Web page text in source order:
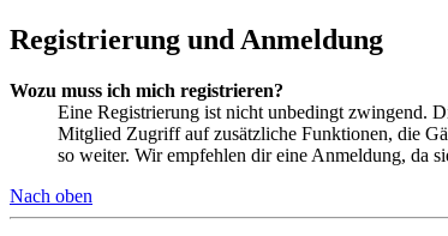
Registrierung und Anmeldung
Wozu muss ich mich registrieren?
Eine Registrierung ist nicht unbedingt zwingend.
Mitglied Zugriff auf zusätzliche Funktionen, die
so weiter. Wir empfehlen dir eine Anmeldung, da
Nach oben